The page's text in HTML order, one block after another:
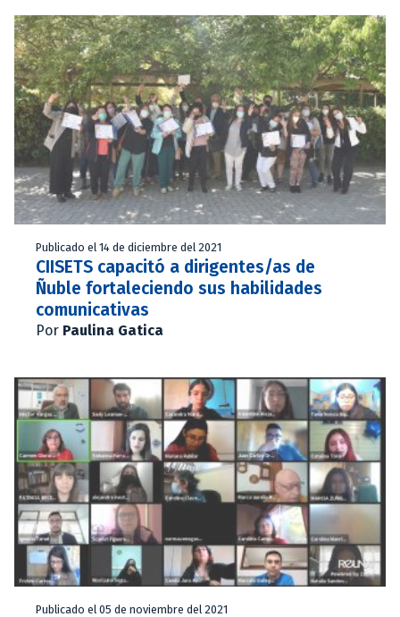
Publicado el 14 de diciembre del 2021
CIISETS capacitó a dirigentes/as de
Ñuble fortaleciendo sus habilidades
comunicativas
Por Paulina Gatica
Publicado el 05 de noviembre del 2021